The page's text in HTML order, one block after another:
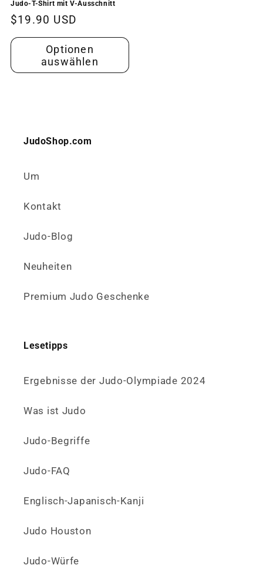
Judo-T-Shirt mit V-Ausschnitt
Normaler
Preis
$19.90 USD
Optionen
auswählen
JudoShop.com
Um
Kontakt
Judo-Blog
Neuheiten
Premium Judo Geschenke
Lesetipps
Ergebnisse der Judo-Olympiade 2024
Was ist Judo
Judo-Begriffe
Judo-FAQ
Englisch-Japanisch-Kanji
Judo Houston
Judo-Würfe